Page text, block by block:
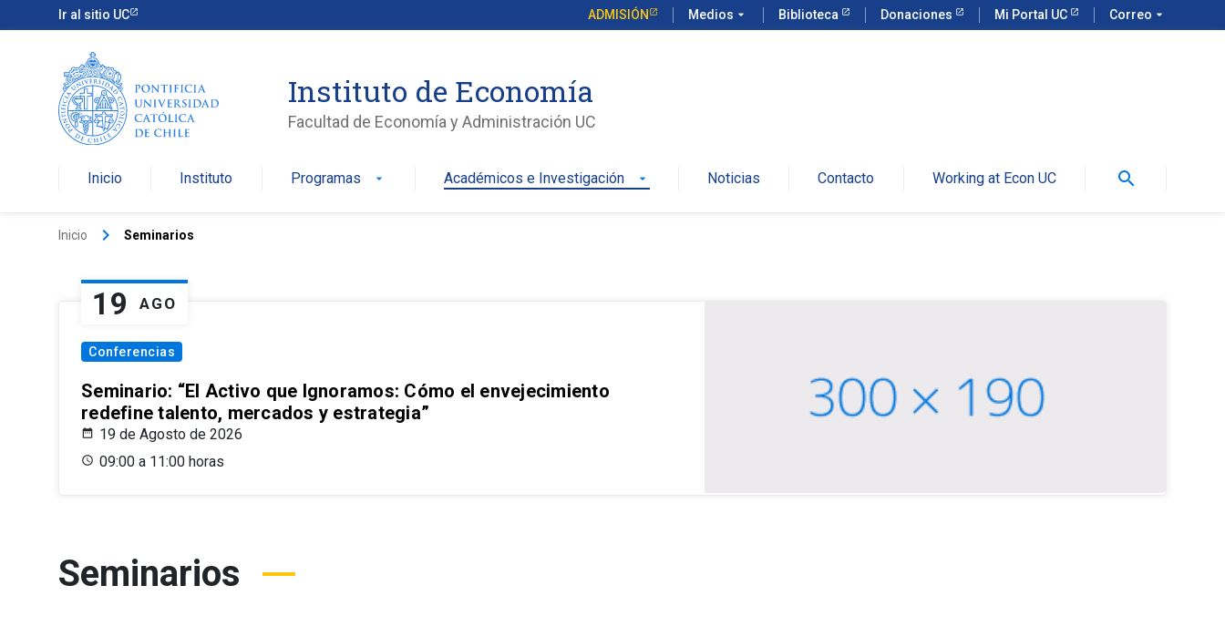
Ir al sitio UC ADMISIÓN Medios arrow_drop_down Biblioteca Donaciones Mi Portal UC Correo arrow_drop_down
Instituto de Economía
Facultad de Economía y Administración UC
Inicio Instituto Programas arrow_drop_down Académicos e Investigación arrow_drop_down Noticias Contacto Working at Econ UC search
Inicio keyboard_arrow_right Seminarios
19 AGO
Conferencias
Seminario: “El Activo que Ignoramos: Cómo el envejecimiento
redefine talento, mercados y estrategia”
19 de Agosto de 2026
09:00 a 11:00 horas
Seminarios